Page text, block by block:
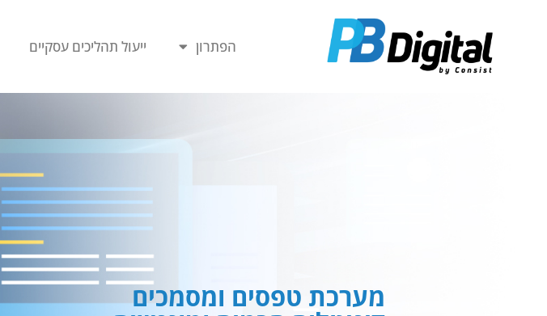
הפתרון ייעול תהליכים עסקיים
מערכת טפסים ומסמכים